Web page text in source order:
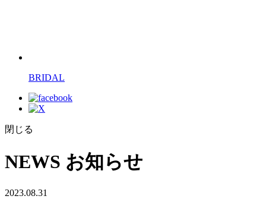
BRIDAL
閉じる
NEWS お知らせ
2023.08.31